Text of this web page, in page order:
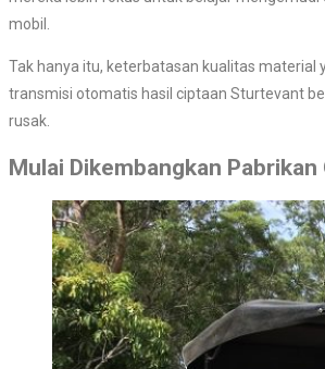
mobil.
Tak hanya itu, keterbatasan kualitas material
transmisi otomatis hasil ciptaan Sturtevant
rusak.
Mulai Dikembangkan